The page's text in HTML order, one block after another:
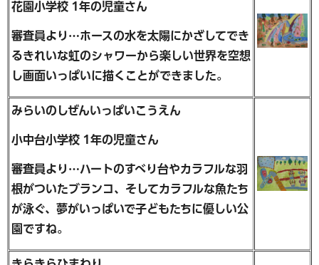
花園小学校 1年の児童さん
審査員より…ホースの水を太陽にかざしてでき
るきれいな虹のシャワーから楽しい世界を空想
し画面いっぱいに描くことができました。
みらいのしぜんいっぱいこうえん
小中台小学校 1年の児童さん
審査員より…ハートのすべり台やカラフルな羽
根がついたブランコ、そしてカラフルな魚たち
が泳ぐ、夢がいっぱいで子どもたちに優しい公
園ですね。